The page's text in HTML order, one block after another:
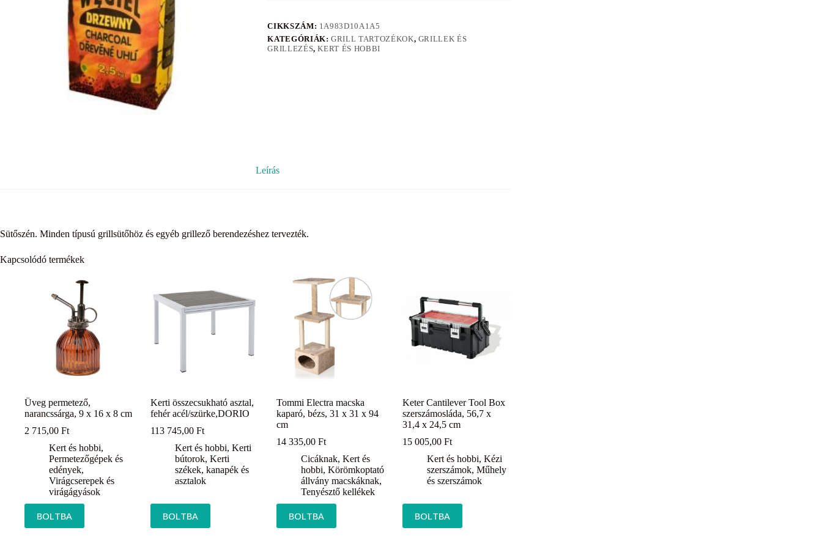
CIKKSZÁM: 1A983D10A1A5
KATEGÓRIÁK:GRILL TARTOZÉKOK, GRILLEK ÉS
GRILLEZÉS,KERT ÉS HOBBI
Leírás
Sütőszén. Minden típusú grillsütőhöz és egyéb grillező berendezéshez tervezték.
Kapcsolódó termékek
Üveg permetező,
narancssárga, 9 x 16 x 8 cm
2 715,00 Ft
Kert és hobbi,
Permetezőgépek és
edények,
Virágcserepek és
virágágyások
BOLTBA
Kerti összecsukható asztal,
fehér acél/szürke,DORIO
113 745,00Ft
Kert és hobbi,Kerti
bútorok,Kerti
székek, kanapék és
asztalok
BOLTBA
Tommi Electra macska
kaparó, bézs, 31 x 31 x 94
cm
14 335,00Ft
Cicáknak,Kert és
hobbi,Körömkoptató
állvány macskáknak,
Tenyésztő kellékek
BOLTBA
Keter Cantilever Tool Box
szerszámosláda, 56,7 x
31,4 x 24,5 cm
15 005,00Ft
Kert és hobbi,Kézi
szerszámok,Műhely
és szerszámok
BOLTBA